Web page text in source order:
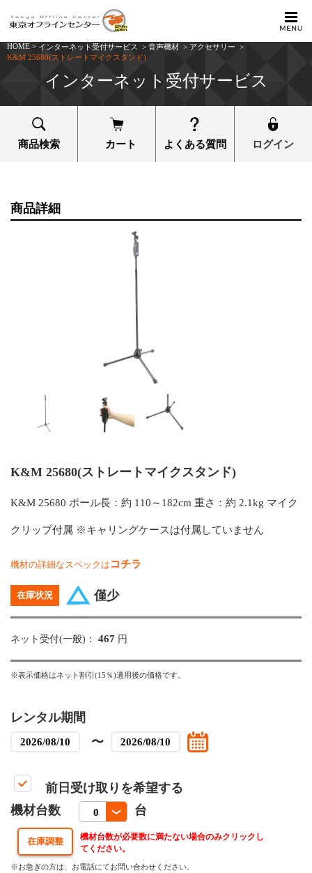
HOME > インターネット受付サービス > 音声機材 > アクセサリー >
K&M 25680(ストレートマイクスタンド)
インターネット受付サービス
商品検索 カート よくある質問 ログイン
商品詳細
K&M 25680(ストレートマイクスタンド)
K&M 25680 ポール長：約 110～182cm 重さ：約 2.1kg マイク
クリップ付属 ※キャリングケースは付属していません
機材の詳細なスペックは コチラ
在庫状況 僅少
ネット受付(一般)： 467 円
※表示価格はネット割引(15％)適用後の価格です。
レンタル期間
〜
前日受け取りを希望する
機材台数
台
機材台数が必要数に満たない場合のみクリックし
てください。
※お急ぎの方は、お電話にてお問い合わせください。